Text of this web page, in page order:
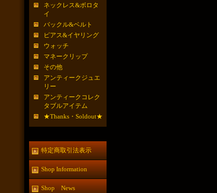
ネックレス&ボロタ
イ
バックル&ベルト
ピアス&イヤリング
ウォッチ
マネークリップ
その他
アンティークジュエ
リー
アンティークコレク
タブルアイテム
★Thanks・Soldout★
特定商取引法表示
Shop Information
Shop News